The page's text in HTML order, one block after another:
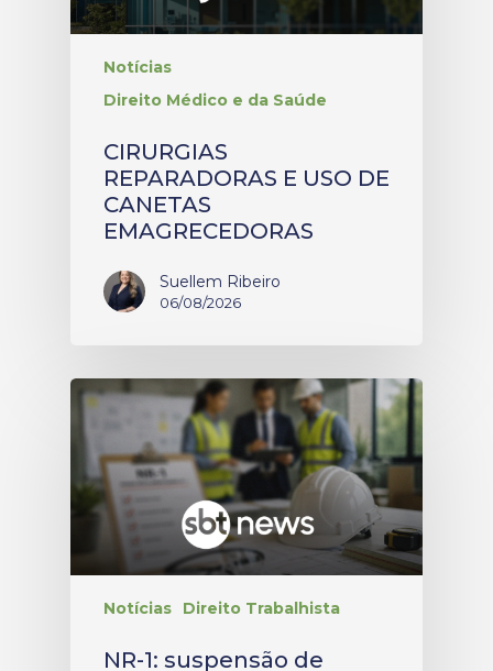
Notícias
Direito Médico e da Saúde
CIRURGIAS
REPARADORAS E USO DE
CANETAS
EMAGRECEDORAS
Suellem Ribeiro
06/08/2026
Notícias Direito Trabalhista
NR-1: suspensão de